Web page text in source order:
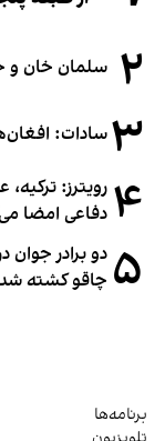
۲ سلمان خان و
۳سادات:
۴ رویترز:
دفاعی امضا
۵ دو برادر جوان
چاقو کشته
برنامه‌ها